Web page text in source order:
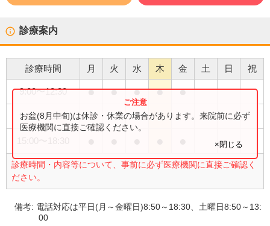
診療案内
診療時間 月 火 水 木 金 土 日 祝
9:00〜12:30 ● ● ● ● ●
9:00〜13:00 ●
診療時間・内容等について、事前に必ず医療機関に直接ご確認く
ださい。
お盆(8月中旬)は休診・休業の場合があります。来院前に必ず
医療機関に直接ご確認ください。
×閉じる
備考: 電話対応は平日(月～金曜日)8:50～18:30、土曜日8:50～13:
00